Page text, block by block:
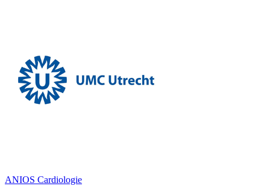
ANIOS Cardiologie